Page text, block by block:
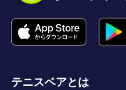
テニスベアとは